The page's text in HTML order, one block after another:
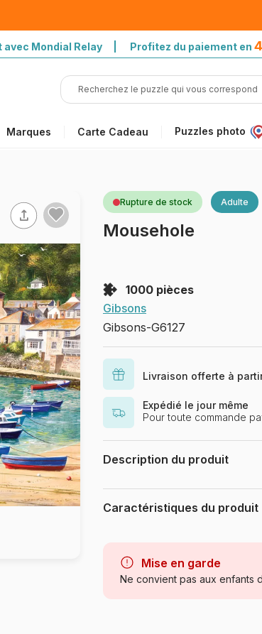
avec Mondial Relay | Profitez du paiement en
Marques Carte Cadeau Puzzles photo
Rupture de stock Adulte
Mousehole
1000 pièces
Gibsons
Gibsons-G6127
Livraison offerte à
Expédié le jour même
Pour toute commande
Description du produit
Terry Harrison
Caractéristiques du produit
Catégorie
Age
Mise en garde
Ne convient pas aux enfants